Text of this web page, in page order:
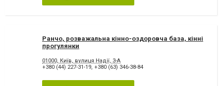
Ранчо, розважальна кінно-оздоровча база, кінні
прогулянки
01000, Київ, вулиця Надії, 3-А
+380 (44) 227-31-19, +380 (63) 346-38-84